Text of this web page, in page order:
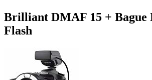
Brilliant DMAF 15 + Bague
Flash